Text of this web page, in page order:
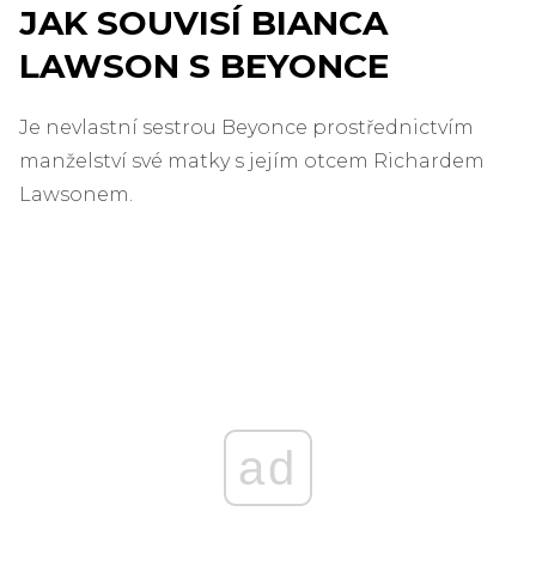
JAK SOUVISÍ BIANCA
LAWSON S BEYONCE
Je nevlastní sestrou Beyonce prostřednictvím
manželství své matky s jejím otcem Richardem
Lawsonem.
ad